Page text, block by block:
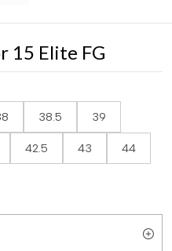
15 Elite FG
38.5 39
42.5 43 44